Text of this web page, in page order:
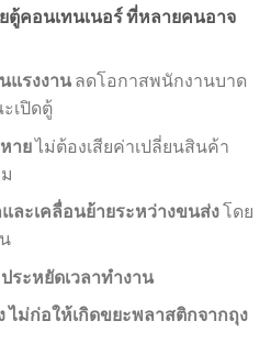
ตู้คอนเทนเนอร์ ที่หลายคนอาจ
แรงงานลดโอกาสพนักงานบาด
เปิดตู้
ายไม่ต้องเสียค่าเปลี่ยนสินค้า
ละเคลื่อนย้ายระหว่างขนส่งโดย
ระหยัดเวลาทำงาน
ไม่ก่อให้เกิดขยะพลาสติกจากถุง